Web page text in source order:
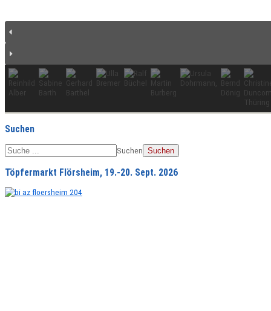
Suchen
Suchen Suchen
Töpfermarkt Flörsheim, 19.-20. Sept. 2026